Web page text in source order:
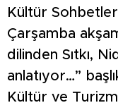
Kültür
Çarşamba
dilinden Sıtkı,
anlatıyor…”
Kültür ve Turizm